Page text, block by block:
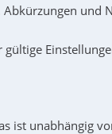
und
gültige
ist unabhängig